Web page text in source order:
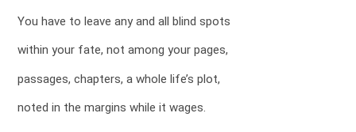
You have to leave any and all blind spots
within your fate, not among your pages,
passages, chapters, a whole life’s plot,
noted in the margins while it wages.